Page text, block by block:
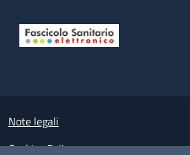
Small prints
Note legali
Cookies Policy